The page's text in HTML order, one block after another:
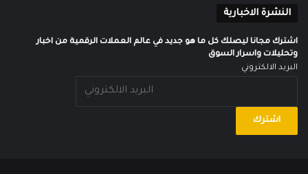
النشرة الاخبارية
اشترك مجانا ليصلك كل ما هو جديد في عالم العملات الرقمية من اخبار
وتحليلات واسرار السوق
البريد الالكتروني